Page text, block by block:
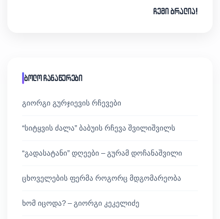
ჩემი ბრალია!
ბოლო ჩანაწერები
გიორგი გურჯიევის რჩევები
“სიტყვის ძალა” ბაბუის რჩევა შვილიშვილს
“გადასატანი” დღეები – გურამ დოჩანაშვილი
ცხოველების ფერმა როგორც მდგომარეობა
ხომ იცოდა? – გიორგი კეკელიძე